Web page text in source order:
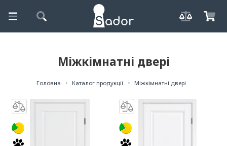
Міжкімнатні двері
Головна Каталог продукції Міжкімнатні двері